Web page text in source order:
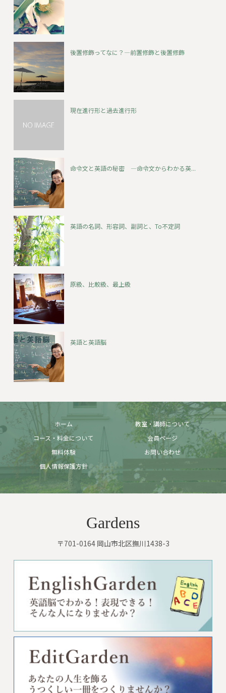
後置修飾ってなに？―前置修飾と後置修飾
現在進行形と過去進行形
命令文と英語の秘密 ―命令文からわかる英...
英語の名詞、形容詞、副詞と、To不定詞
原級、比較級、最上級
英語と英語脳
ホーム
教室・講師について
コース・料金について
会員ページ
無料体験
お問い合わせ
個人情報保護方針
Gardens
〒701-0164 岡山市北区撫川1438-3